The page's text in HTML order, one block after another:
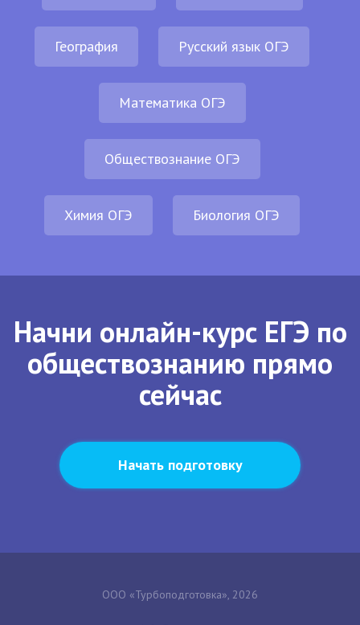
География Русский язык ОГЭ
Математика ОГЭ
Обществознание ОГЭ
Химия ОГЭ Биология ОГЭ
Начни онлайн-курс ЕГЭ по
обществознанию прямо
сейчас
Начать подготовку
ООО «Турбоподготовка», 2026